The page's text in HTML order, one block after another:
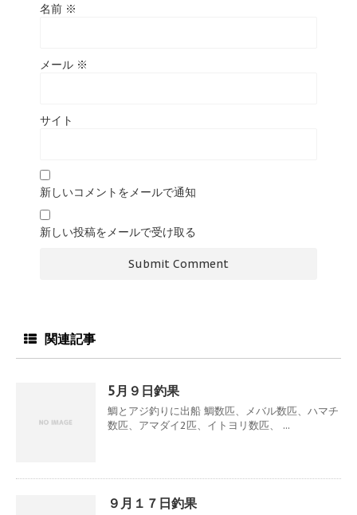
名前 ※
メール ※
サイト
新しいコメントをメールで通知
新しい投稿をメールで受け取る
関連記事
5月９日釣果
鯛とアジ釣りに出船 鯛数匹、メバル数匹、ハマチ
数匹、アマダイ2匹、イトヨリ数匹、 ...
９月１７日釣果